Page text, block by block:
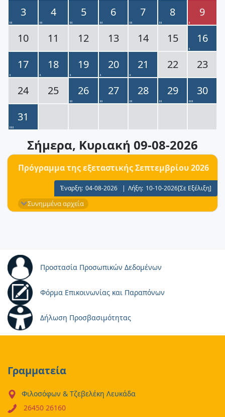
3
4 5 6 7 8
9
10
11 12 13 14 15
16
17
18 19 20 21 22
23
24
25 26 27 28 29
30
31
Σήμερα, Κυριακή 09-08-2026
Πρόγραμμα της εξεταστικής Σεπτεμβρίου 2026
Έναρξη: 04-08-2026 | Λήξη: 10-10-2026[Σε Εξέλιξη]
Συνημμένα αρχεία
Προστασία Προσωπικών Δεδομένων
Φόρμα Επικοινωνίας και Παραπόνων
Δήλωση Προσβασιμότητας
Γραμματεία
Φιλοσόφων & Τζεβελέκη Λευκάδα
26450 26160